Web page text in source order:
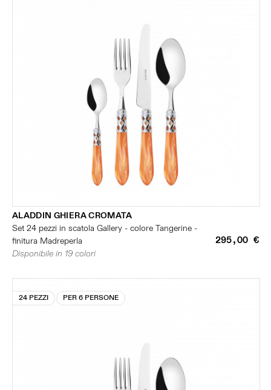
ALADDIN GHIERA CROMATA
Set 24 pezzi in scatola Gallery - colore Tangerine -
finitura Madreperla
295,00 €
Disponibile in 19 colori
24 PEZZI PER 6 PERSONE